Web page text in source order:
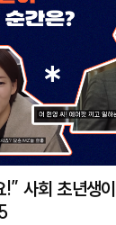
사회 초년생